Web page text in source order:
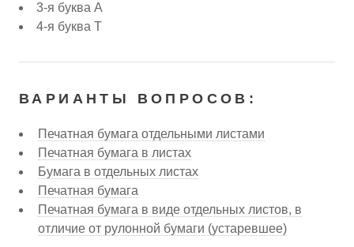
3-я буква А
4-я буква Т
ВАРИАНТЫ ВОПРОСОВ:
Печатная бумага отдельными листами
Печатная бумага в листах
Бумага в отдельных листах
Печатная бумага
Печатная бумага в виде отдельных листов, в
отличие от рулонной бумаги (устаревшее)